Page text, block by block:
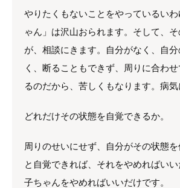
やりたくもないことをやっているい
ゃん」は沢山おられます。そして、
が、相談にきます。自分がなく、自
く、断ることもできず、周りに合わ
るのだから、苦しくもなります。病気
どれだけその状態を自覚できるか。
周りのせいにせず、自分がその状態
と自覚できれば、それをやめればい
子ちゃんをやめればいいだけです。